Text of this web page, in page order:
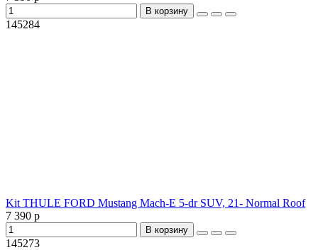
В корзину
145284
Kit THULE FORD Mustang Mach-E 5-dr SUV, 21- Normal Roof
7 390 р
В корзину
145273